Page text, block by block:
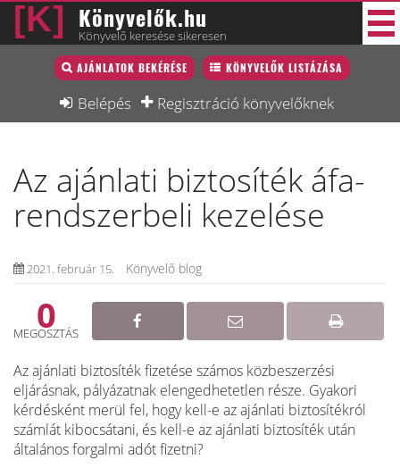
Könyvelők.hu
Könyvelő keresése sikeresen
AJÁNLATOK BEKÉRÉSE KÖNYVELŐK LISTÁZÁSA
Belépés Regisztráció könyvelőknek
Könyvelő lista
Könyvelési munkák
Interjú
Blog
Képzésnaptár
Az ajánlati biztosíték áfa-
rendszerbeli kezelése
2021. február 15. Könyvelő blog
0
MEGOSZTÁS
Az ajánlati biztosíték fizetése számos közbeszerzési
eljárásnak, pályázatnak elengedhetetlen része. Gyakori
kérdésként merül fel, hogy kell-e az ajánlati biztosítékról
számlát kibocsátani, és kell-e az ajánlati biztosíték után
általános forgalmi adót fizetni?